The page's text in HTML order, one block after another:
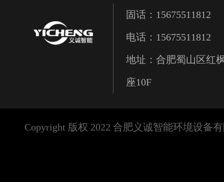
固话：15675511812
电话：15675511812
地址：合肥蜀山区红
座10F
Copyright 版权 2022 合肥义诚智能环境设备